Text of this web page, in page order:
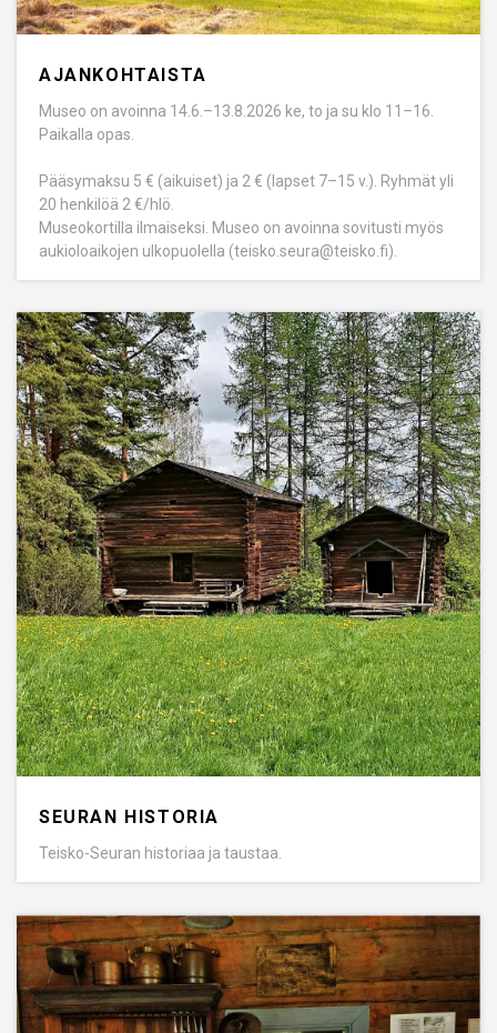
AJANKOHTAISTA
Museo on avoinna 14.6.–13.8.2026 ke, to ja su klo 11–16.
Paikalla opas.
Pääsymaksu 5 € (aikuiset) ja 2 € (lapset 7–15 v.). Ryhmät yli
20 henkilöä 2 €/hlö.
Museokortilla ilmaiseksi. Museo on avoinna sovitusti myös
aukioloaikojen ulkopuolella (teisko.seura@teisko.fi).
SEURAN HISTORIA
Teisko-Seuran historiaa ja taustaa.